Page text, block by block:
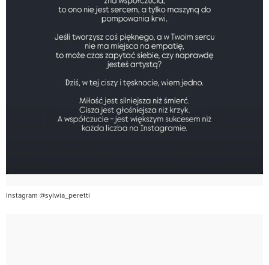
Instagram @sylwia_peretti